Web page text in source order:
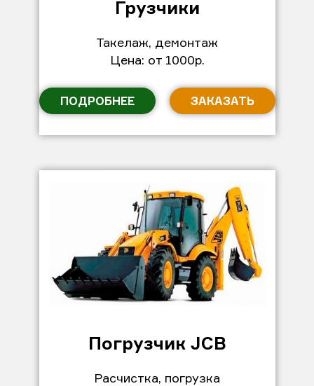
Грузчики
Такелаж, демонтаж
Цена: от 1000р.
ПОДРОБНЕЕ ЗАКАЗАТЬ
Погрузчик JCB
Расчистка, погрузка